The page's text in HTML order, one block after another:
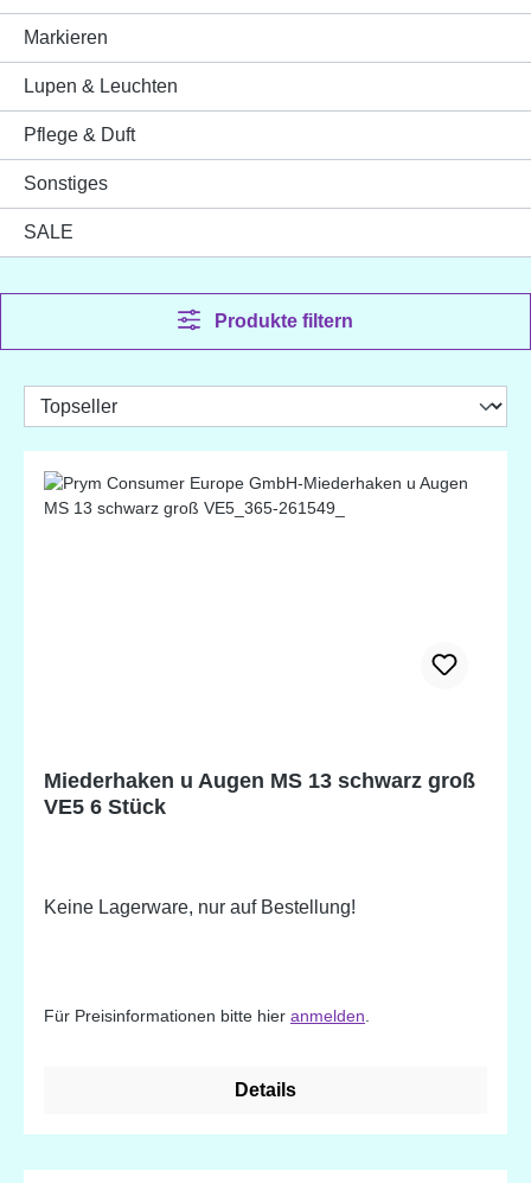
Markieren
Lupen & Leuchten
Pflege & Duft
Sonstiges
SALE
Produkte filtern
Miederhaken u Augen MS 13 schwarz groß
VE5 6 Stück
Keine Lagerware, nur auf Bestellung!
Für Preisinformationen bitte hier anmelden
Details